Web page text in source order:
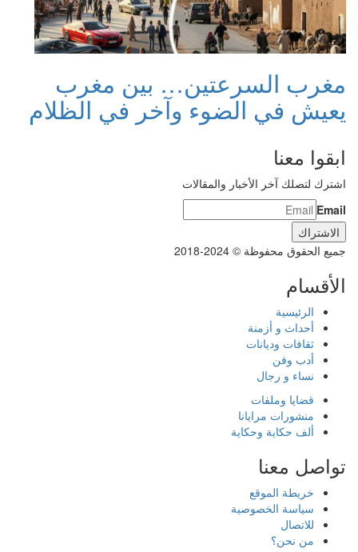
مغرب السرعتين… بين مغرب
يعيش في الضوء وآخر في الظلام
ابقوا معنا
اشترك لتصلك آخر الأخبار والمقالات
Email
جميع الحقوق محفوظة © 2024-2018
الأقسام
الرئيسية
أحداث و أزمنة
ثقافات وديانات
أدب وفن
نساء و رجال
قضايا وملفات
منشورات مرايانا
ألف حكاية وحكاية
تواصل معنا
خريطة الموقع
سياسة الخصوصية
للاتصال
من نحن؟